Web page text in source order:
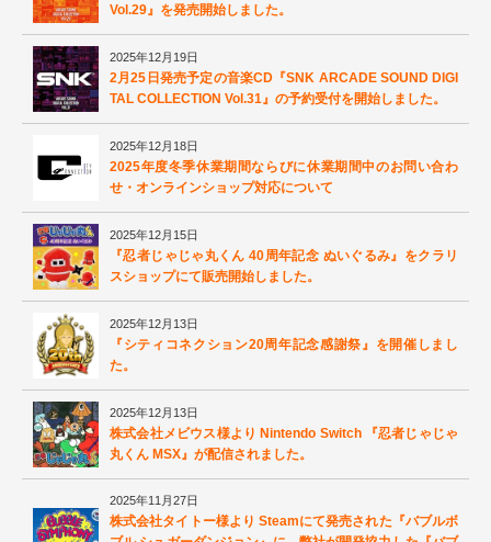
Vol.29』を発売開始しました。
2025年12月19日
2月25日発売予定の音楽CD『SNK ARCADE SOUND DIGI
TAL COLLECTION Vol.31』の予約受付を開始しました。
2025年12月18日
2025年度冬季休業期間ならびに休業期間中のお問い合わ
せ・オンラインショップ対応について
2025年12月15日
『忍者じゃじゃ丸くん 40周年記念 ぬいぐるみ』をクラリ
スショップにて販売開始しました。
2025年12月13日
『シティコネクション20周年記念感謝祭』を開催しまし
た。
2025年12月13日
株式会社メビウス様より Nintendo Switch 『忍者じゃじゃ
丸くん MSX』が配信されました。
2025年11月27日
株式会社タイトー様より Steamにて発売された『バブルボ